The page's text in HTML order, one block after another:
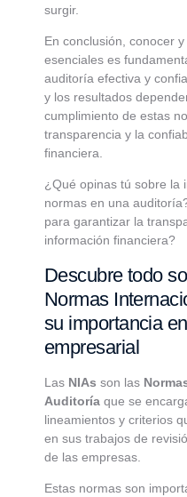
surgir.
En conclusión, conocer
esenciales es
auditoría efectiva y
y los resultados
cumplimiento de estas
transparencia y la
financiera.
¿Qué opinas tú sobre la
normas en una
para garantizar la
información financiera?
Descubre todo
Normas
su importancia
empresarial
Las NIAs son las
Auditoría que se
lineamientos y criterios
en sus trabajos de
de las empresas.
Estas normas son